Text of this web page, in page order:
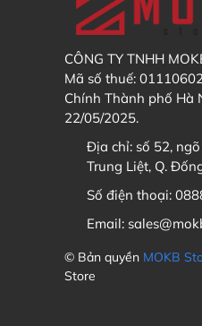
CÔNG TY TNHH
Mã số thuế:
Chính Thành phố Hà
22/05/2025.
Địa chỉ: số 52,
Trung Liệt, Q.
Số điện thoại:
Email:
© Bản quyền MOKB
Store